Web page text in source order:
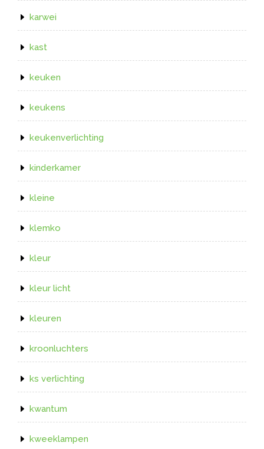
karwei
kast
keuken
keukens
keukenverlichting
kinderkamer
kleine
klemko
kleur
kleur licht
kleuren
kroonluchters
ks verlichting
kwantum
kweeklampen